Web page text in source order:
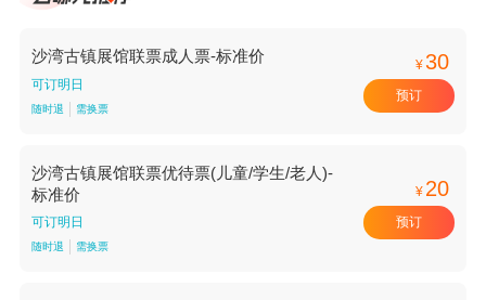
沙湾古镇展馆联票成人票-标准价
可订明日
随时退 需换票
¥30
预订
沙湾古镇展馆联票优待票(儿童/学生/老人)-
标准价
可订明日
随时退 需换票
¥ 20
预订